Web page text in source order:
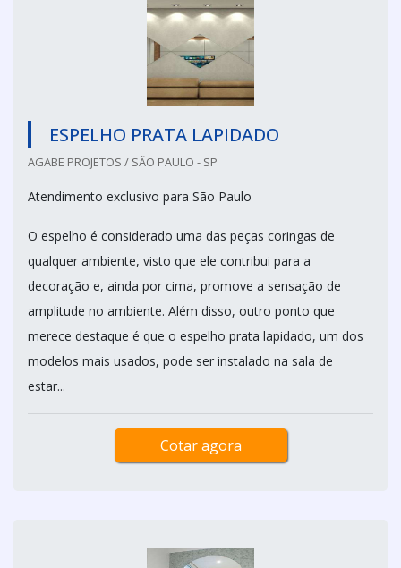
ESPELHO PRATA LAPIDADO
AGABE PROJETOS / SÃO PAULO - SP
Atendimento exclusivo para São Paulo
O espelho é considerado uma das peças coringas de
qualquer ambiente, visto que ele contribui para a
decoração e, ainda por cima, promove a sensação de
amplitude no ambiente. Além disso, outro ponto que
merece destaque é que o espelho prata lapidado, um dos
modelos mais usados, pode ser instalado na sala de
estar...
Cotar agora